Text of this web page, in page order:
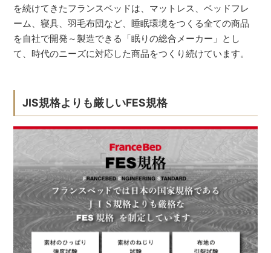
を続けてきたフランスベッドは、マットレス、ベッドフレ
ーム、寝具、羽毛布団など、睡眠環境をつくる全ての商品
を自社で開発～製造できる「眠りの総合メーカー」とし
て、時代のニーズに対応した商品をつくり続けています。
JIS規格よりも厳しいFES規格